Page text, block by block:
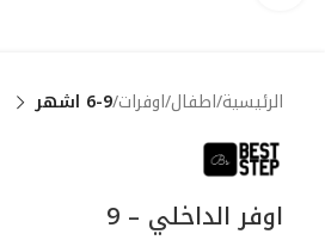
الرئيسية اطفال اوفرات 6-9 اشهر
اوفر الداخلي – 9